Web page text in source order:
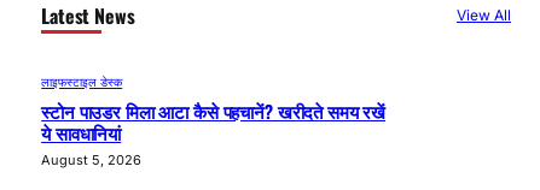
Latest News View All
लाइफस्टाइल डेस्क
स्टोन पाउडर मिला आटा कैसे पहचानें? खरीदते समय रखें
ये सावधानियां
August 5, 2026